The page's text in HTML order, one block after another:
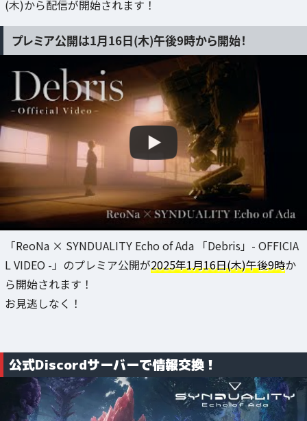
(木)から配信が開始されます！
プレミア公開は1月16日(木)午後9時から開始！
「ReoNa × SYNDUALITY Echo of Ada 「Debris」- OFFICIA
L VIDEO -」のプレミア公開が2025年1月16日(木)午後9時か
ら開始されます！
お見逃しなく！
公式Discordサーバーで情報交換！